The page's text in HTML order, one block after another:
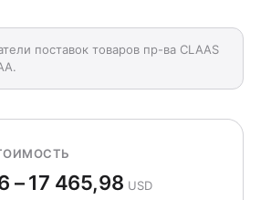
поставок товаров пр-ва CLAAS
– 17 465,98 USD